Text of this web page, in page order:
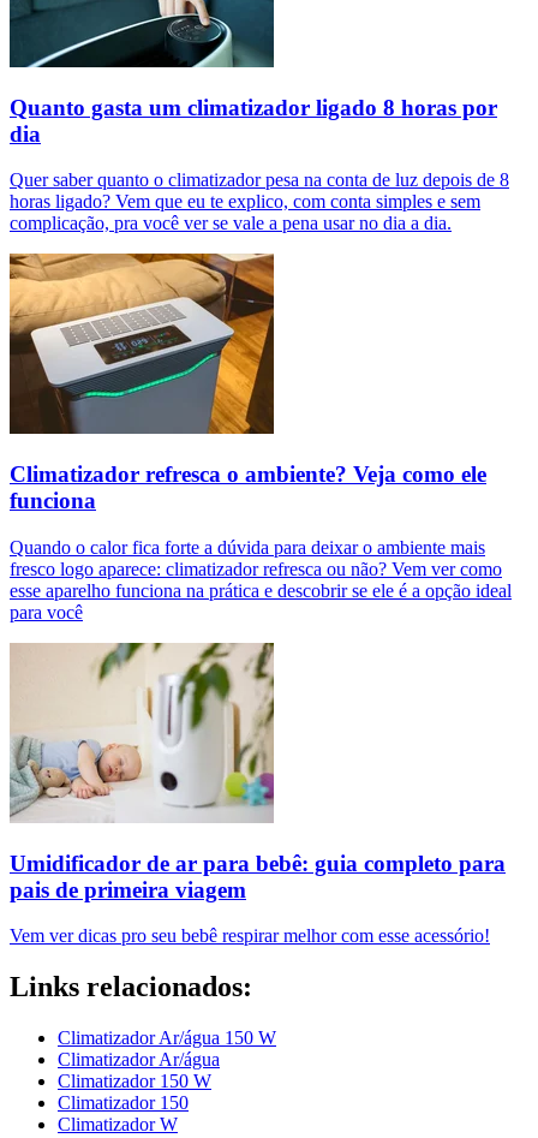
Quanto gasta um climatizador ligado 8 horas por
dia
Quer saber quanto o climatizador pesa na conta de luz depois de 8
horas ligado? Vem que eu te explico, com conta simples e sem
complicação, pra você ver se vale a pena usar no dia a dia.
Climatizador refresca o ambiente? Veja como ele
funciona
Quando o calor fica forte a dúvida para deixar o ambiente mais
fresco logo aparece: climatizador refresca ou não? Vem ver como
esse aparelho funciona na prática e descobrir se ele é a opção ideal
para você
Umidificador de ar para bebê: guia completo para
pais de primeira viagem
Vem ver dicas pro seu bebê respirar melhor com esse acessório!
Links relacionados:
Climatizador Ar/água 150 W
Climatizador Ar/água
Climatizador 150 W
Climatizador 150
Climatizador W